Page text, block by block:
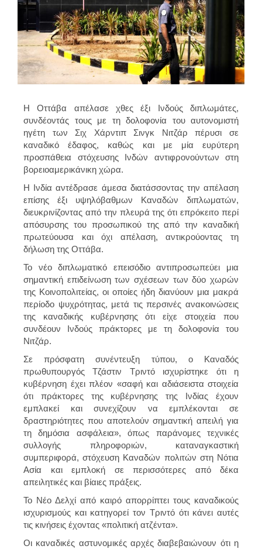
Η Οττάβα απέλασε χθες έξι Ινδούς διπλωμάτες,
συνδέοντάς τους με τη δολοφονία του αυτονομιστή
ηγέτη των Σιχ Χάρντιπ Σινγκ Νιτζάρ πέρυσι σε
καναδικό έδαφος, καθώς και με μία ευρύτερη
προσπάθεια στόχευσης Ινδών αντιφρονούντων στη
βορειοαμερικάνικη χώρα.
Η Ινδία αντέδρασε άμεσα διατάσσοντας την απέλαση
επίσης έξι υψηλόβαθμων Καναδών διπλωματών,
διευκρινίζοντας από την πλευρά της ότι επρόκειτο περί
απόσυρσης του προσωπικού της από την καναδική
πρωτεύουσα και όχι απέλαση, αντικρούοντας τη
δήλωση της Οττάβα.
Το νέο διπλωματικό επεισόδιο αντιπροσωπεύει μια
σημαντική επιδείνωση των σχέσεων των δύο χωρών
της Κοινοπολιτείας, οι οποίες ήδη διανύουν μια μακρά
περίοδο ψυχρότητας, μετά τις περσινές ανακοινώσεις
της καναδικής κυβέρνησης ότι είχε στοιχεία που
συνδέουν Ινδούς πράκτορες με τη δολοφονία του
Νιτζάρ.
Σε πρόσφατη συνέντευξη τύπου, ο Καναδός
πρωθυπουργός Τζάστιν Τριντό ισχυρίστηκε ότι η
κυβέρνηση έχει πλέον «σαφή και αδιάσειστα στοιχεία
ότι πράκτορες της κυβέρνησης της Ινδίας έχουν
εμπλακεί και συνεχίζουν να εμπλέκονται σε
δραστηριότητες που αποτελούν σημαντική απειλή για
τη δημόσια ασφάλεια», όπως παράνομες τεχνικές
συλλογής πληροφοριών, καταναγκαστική
συμπεριφορά, στόχευση Καναδών πολιτών στη Νότια
Ασία και εμπλοκή σε περισσότερες από δέκα
απειλητικές και βίαιες πράξεις.
Το Νέο Δελχί από καιρό απορρίπτει τους καναδικούς
ισχυρισμούς και κατηγορεί τον Τριντό ότι κάνει αυτές
τις κινήσεις έχοντας «πολιτική ατζέντα».
Οι καναδικές αστυνομικές αρχές διαβεβαιώνουν ότι η